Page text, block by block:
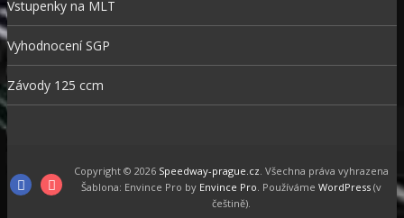
Vstupenky na MLT
Vyhodnocení SGP
Závody 125 ccm
F
I
Copyright © 2026 Speedway-prague.cz. Všechna práva vyhrazena
Šablona: Envince Pro by Envince Pro. Používáme WordPress(v
češtině).